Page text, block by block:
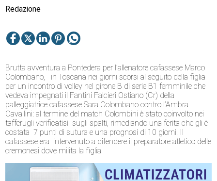
Redazione
Brutta avventura a Pontedera per l’allenatore cafassese Marco
Colombano, in Toscana nei giorni scorsi al seguito della figlia
per un incontro di volley nel girone B di serie B1 femminile che
vedeva impegnati il Fantini Falcieri Ostiano (Cr) della
palleggiatrice cafassese Sara Colombano contro l’Ambra
Cavallini: al termine del match Colombini è stato coinvolto nei
tafferugli verificatisi sugli spalti, rimediando una ferita che gli è
costata 7 punti di sutura e una prognosi di 10 giorni. Il
cafassese era intervenuto a difendere il preparatore atletico delle
cremonesi dove milita la figlia.